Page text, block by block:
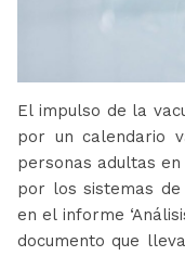
El impulso de la
por un calendario
personas adultas
por los sistemas
en el informe
documento que